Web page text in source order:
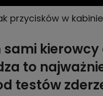
przycisków w kabinie
to
testów